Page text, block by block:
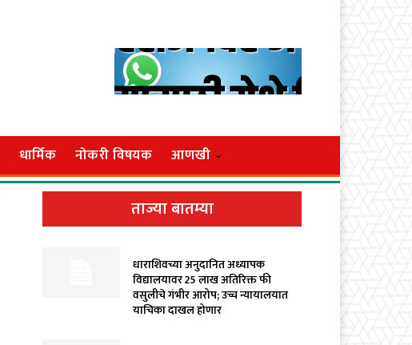
धार्मिक नोकरी विषयक आणखी
ताज्या बातम्या
धाराशिवच्या अनुदानित अध्यापक
विद्यालयावर ₹25 लाख अतिरिक्त फी
वसुलीचे गंभीर आरोप; उच्च न्यायालयात
याचिका दाखल होणार